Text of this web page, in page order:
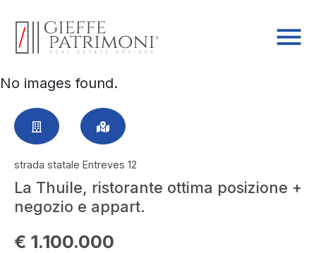
No images found.
strada statale Entreves 12
La Thuile, ristorante ottima posizione +
negozio e appart.
€ 1.100.000